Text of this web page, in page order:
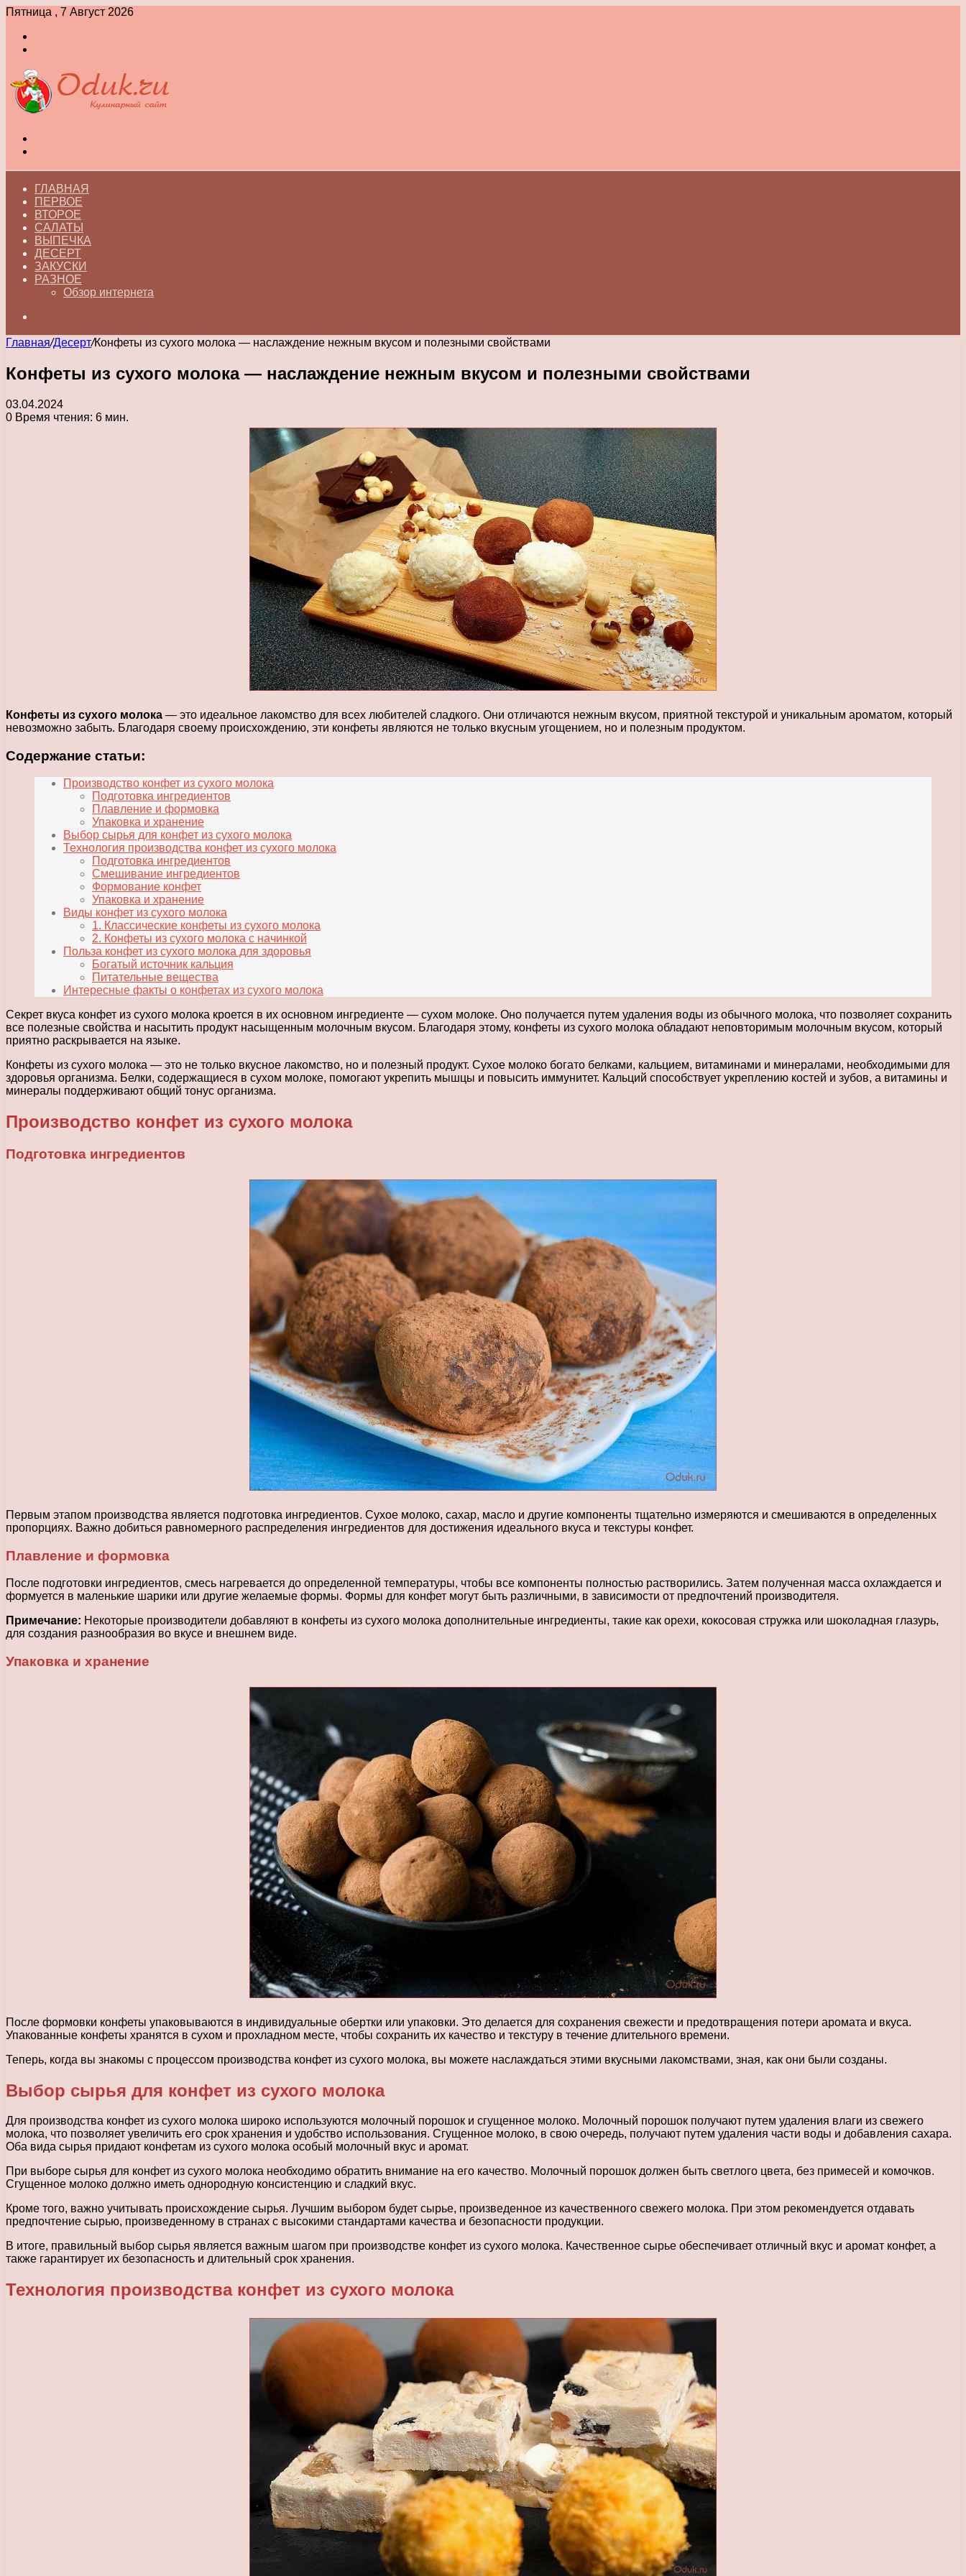
Пятница , 7 Август 2026
ГЛАВНАЯ
ПЕРВОЕ
ВТОРОЕ
САЛАТЫ
ВЫПЕЧКА
ДЕСЕРТ
ЗАКУСКИ
РАЗНОЕ
Обзор интернета
Главная/Десерт/Конфеты из сухого молока — наслаждение нежным вкусом и полезными свойствами
Конфеты из сухого молока — наслаждение нежным вкусом и полезными свойствами
03.04.2024
0 Время чтения: 6 мин.
Конфеты из сухого молока — это идеальное лакомство для всех любителей сладкого. Они отличаются нежным вкусом, приятной текстурой и уникальным ароматом, который
невозможно забыть. Благодаря своему происхождению, эти конфеты являются не только вкусным угощением, но и полезным продуктом.
Содержание статьи:
Производство конфет из сухого молока
Подготовка ингредиентов
Плавление и формовка
Упаковка и хранение
Выбор сырья для конфет из сухого молока
Технология производства конфет из сухого молока
Подготовка ингредиентов
Смешивание ингредиентов
Формование конфет
Упаковка и хранение
Виды конфет из сухого молока
1. Классические конфеты из сухого молока
2. Конфеты из сухого молока с начинкой
Польза конфет из сухого молока для здоровья
Богатый источник кальция
Питательные вещества
Интересные факты о конфетах из сухого молока
Секрет вкуса конфет из сухого молока кроется в их основном ингредиенте — сухом молоке. Оно получается путем удаления воды из обычного молока, что позволяет сохранить
все полезные свойства и насытить продукт насыщенным молочным вкусом. Благодаря этому, конфеты из сухого молока обладают неповторимым молочным вкусом, который
приятно раскрывается на языке.
Конфеты из сухого молока — это не только вкусное лакомство, но и полезный продукт. Сухое молоко богато белками, кальцием, витаминами и минералами, необходимыми для
здоровья организма. Белки, содержащиеся в сухом молоке, помогают укрепить мышцы и повысить иммунитет. Кальций способствует укреплению костей и зубов, а витамины и
минералы поддерживают общий тонус организма.
Производство конфет из сухого молока
Подготовка ингредиентов
Первым этапом производства является подготовка ингредиентов. Сухое молоко, сахар, масло и другие компоненты тщательно измеряются и смешиваются в определенных
пропорциях. Важно добиться равномерного распределения ингредиентов для достижения идеального вкуса и текстуры конфет.
Плавление и формовка
После подготовки ингредиентов, смесь нагревается до определенной температуры, чтобы все компоненты полностью растворились. Затем полученная масса охлаждается и
формуется в маленькие шарики или другие желаемые формы. Формы для конфет могут быть различными, в зависимости от предпочтений производителя.
Примечание: Некоторые производители добавляют в конфеты из сухого молока дополнительные ингредиенты, такие как орехи, кокосовая стружка или шоколадная глазурь,
для создания разнообразия во вкусе и внешнем виде.
Упаковка и хранение
После формовки конфеты упаковываются в индивидуальные обертки или упаковки. Это делается для сохранения свежести и предотвращения потери аромата и вкуса.
Упакованные конфеты хранятся в сухом и прохладном месте, чтобы сохранить их качество и текстуру в течение длительного времени.
Теперь, когда вы знакомы с процессом производства конфет из сухого молока, вы можете наслаждаться этими вкусными лакомствами, зная, как они были созданы.
Выбор сырья для конфет из сухого молока
Для производства конфет из сухого молока широко используются молочный порошок и сгущенное молоко. Молочный порошок получают путем удаления влаги из свежего
молока, что позволяет увеличить его срок хранения и удобство использования. Сгущенное молоко, в свою очередь, получают путем удаления части воды и добавления сахара.
Оба вида сырья придают конфетам из сухого молока особый молочный вкус и аромат.
При выборе сырья для конфет из сухого молока необходимо обратить внимание на его качество. Молочный порошок должен быть светлого цвета, без примесей и комочков.
Сгущенное молоко должно иметь однородную консистенцию и сладкий вкус.
Кроме того, важно учитывать происхождение сырья. Лучшим выбором будет сырье, произведенное из качественного свежего молока. При этом рекомендуется отдавать
предпочтение сырью, произведенному в странах с высокими стандартами качества и безопасности продукции.
В итоге, правильный выбор сырья является важным шагом при производстве конфет из сухого молока. Качественное сырье обеспечивает отличный вкус и аромат конфет, а
также гарантирует их безопасность и длительный срок хранения.
Технология производства конфет из сухого молока